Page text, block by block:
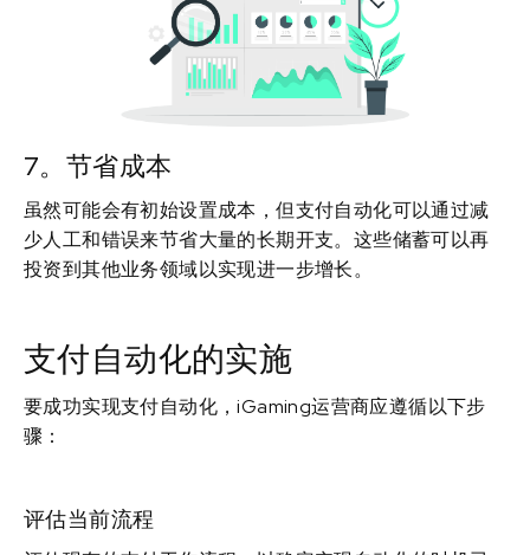
7。节省成本
虽然可能会有初始设置成本，但支付自动化可以通过减
少人工和错误来节省大量的长期开支。这些储蓄可以再
投资到其他业务领域以实现进一步增长。
支付自动化的实施
要成功实现支付自动化，iGaming运营商应遵循以下步
骤：
评估当前流程